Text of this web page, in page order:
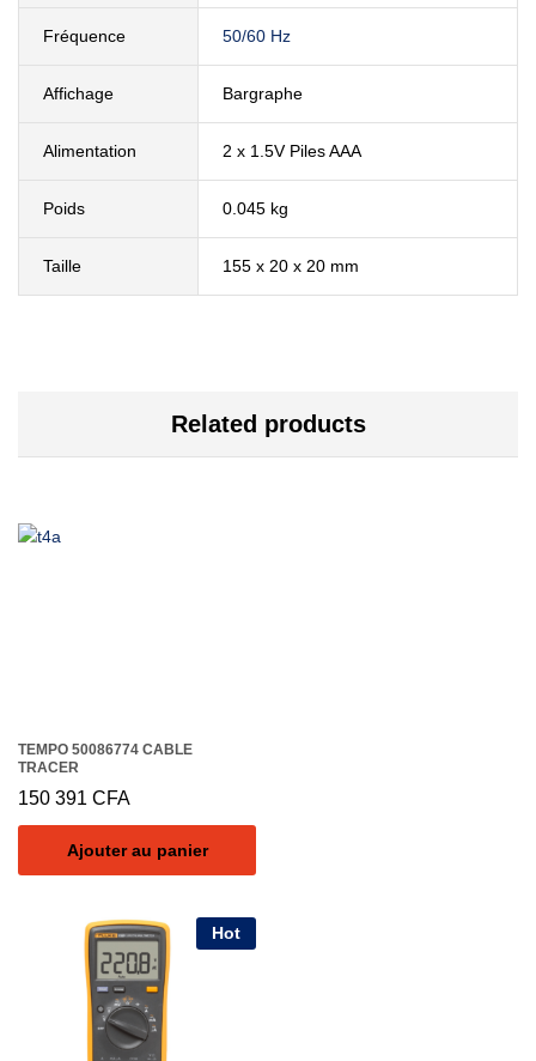
Fréquence 50/60 Hz
Affichage Bargraphe
Alimentation 2 x 1.5V Piles AAA
Poids 0.045 kg
Taille 155 x 20 x 20 mm
Related products
TEMPO 50086774 CABLE
TRACER
150 391 CFA
Ajouter au panier
Hot